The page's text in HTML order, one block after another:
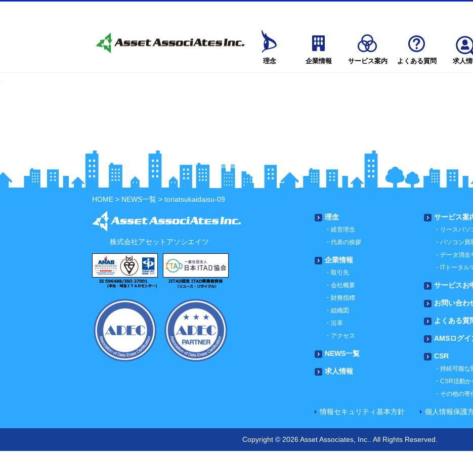
理念 企業情報 サービス案内 よくある質問 求人
HOME > NEWS一覧 > toriatsukaidaisu-09
株式会社アセットアソシエイツ
理念
経営理念
代表の挨拶
企業情報
取引先
会社概要
財務指標
組織図
沿革
アクセス
NEWS一覧
求人情報
サービス案
リースパソ
パソコン買
データ消去
ITトータル
サービスお
お問い合わ
よくある質
AMSログイ
CSR
持続可能な
CSR活動か
その他の寄
情報セキュリティ基本方針 個人情報保護
Copyright © 2026 Asset Associates, Inc.. All Rights Reserved.